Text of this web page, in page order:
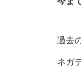
過去
ネガ